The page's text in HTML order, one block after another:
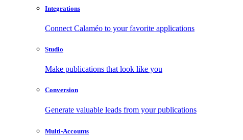
Integrations
Connect Calaméo to your favorite applications
Studio
Make publications that look like you
Conversion
Generate valuable leads from your publications
Multi-Accounts